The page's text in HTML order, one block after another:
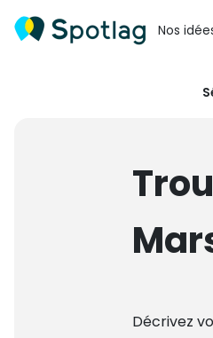
Nos
Décrivez